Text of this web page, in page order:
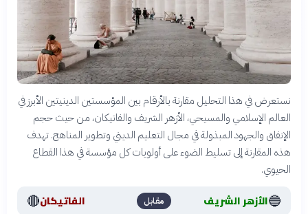
نستعرض في هذا التحليل مقارنة بالأرقام بين المؤسستين الدينيتين الأبرز في
العالم الإسلامي والمسيحي، الأزهر الشريف والفاتيكان، من حيث حجم
الإنفاق والجهود المبذولة في مجال التعليم الديني وتطوير المناهج. تهدف
هذه المقارنة إلى تسليط الضوء على أولويات كل مؤسسة في هذا القطاع
الحيوي.
🔵الأزهر الشريف مقابل الفاتيكان🔴